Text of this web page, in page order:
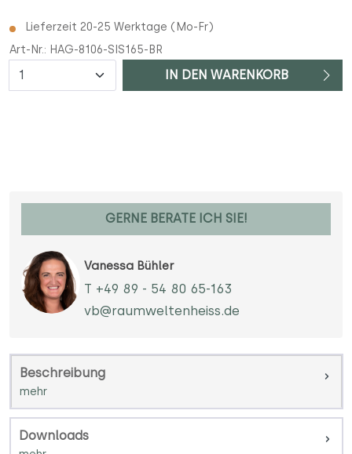
Lieferzeit 20-25 Werktage (Mo-Fr)
Art-Nr.: HAG-8106-SIS165-BR
Anzahl IN DEN WARENKORB
GERNE BERATE ICH SIE!
Vanessa Bühler
T +49 89 - 54 80 65-163
vb@raumweltenheiss.de
Beschreibung
Downloads